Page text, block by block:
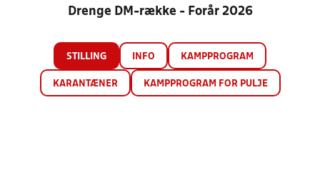
Drenge DM-række - Forår 2026
STILLING INFO KAMPPROGRAM
KARANTÆNER KAMPPROGRAM FOR PULJE